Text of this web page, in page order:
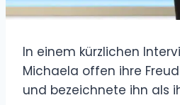
In einem kürzlichen
Michaela offen ihre
und bezeichnete ihn als